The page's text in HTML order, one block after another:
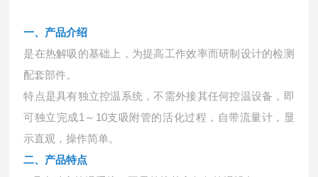
一、产品介绍
是在热解吸的基础上，为提高工作效率而研制设计的检测
配套部件。
特点是具有独立控温系统，不需外接其任何控温设备，即
可独立完成1～10支吸附管的活化过程，自带流量计，显
示直观，操作简单。
二、产品特点